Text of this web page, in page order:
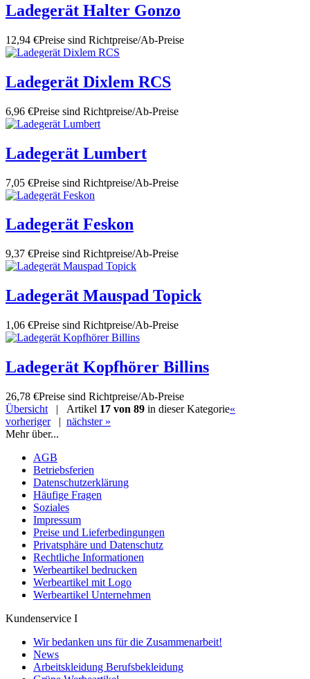
Ladegerät Halter Gonzo
12,94 €Preise sind Richtpreise/Ab-Preise
Ladegerät Dixlem RCS
6,96 €Preise sind Richtpreise/Ab-Preise
Ladegerät Lumbert
7,05 €Preise sind Richtpreise/Ab-Preise
Ladegerät Feskon
9,37 €Preise sind Richtpreise/Ab-Preise
Ladegerät Mauspad Topick
1,06 €Preise sind Richtpreise/Ab-Preise
Ladegerät Kopfhörer Billins
26,78 €Preise sind Richtpreise/Ab-Preise
Übersicht | Artikel 17 von 89 in dieser Kategorie«
vorheriger| nächster »
Mehr über...
AGB
Betriebsferien
Datenschutzerklärung
Häufige Fragen
Soziales
Impressum
Preise und Lieferbedingungen
Privatsphäre und Datenschutz
Rechtliche Informationen
Werbeartikel bedrucken
Werbeartikel mit Logo
Werbeartikel Unternehmen
Kundenservice I
Wir bedanken uns für die Zusammenarbeit!
News
Arbeitskleidung Berufsbekleidung